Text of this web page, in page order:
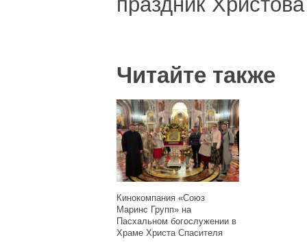
Читайте также
Кинокомпания «Союз
Маринс Групп» на
Пасхальном богослужении в
Храме Христа Спасителя